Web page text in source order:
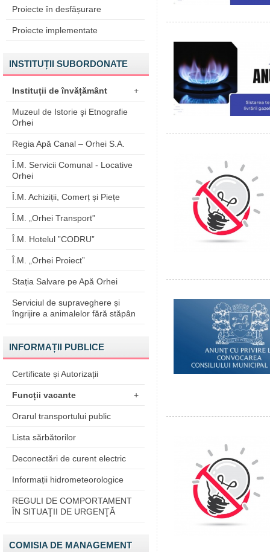
Proiecte în desfășurare
Proiecte implementate
INSTITUȚII SUBORDONATE
Instituții de învățământ +
Muzeul de Istorie şi Etnografie
Orhei
Regia Apă Canal – Orhei S.A.
Î.M. Servicii Comunal - Locative
Orhei
Î.M. Achiziții, Comerț și Piețe
Î.M. „Orhei Transport”
Î.M. Hotelul ”CODRU”
Î.M. „Orhei Proiect”
Stația Salvare pe Apă Orhei
Serviciul de supraveghere și
îngrijire a animalelor fără stăpân
INFORMAȚII PUBLICE
Certificate și Autorizații
Funcții vacante +
Orarul transportului public
Lista sărbătorilor
Deconectări de curent electric
Informații hidrometeorologice
REGULI DE COMPORTAMENT
ÎN SITUAŢII DE URGENŢĂ
COMISIA DE MANAGEMENT